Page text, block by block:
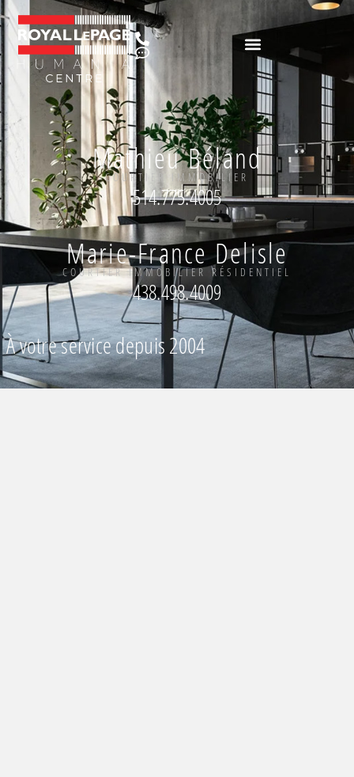
Mathieu Béland
COURTIER IMMOBILIER
514.775.4005
Marie-France Delisle
COURTIER IMMOBILIER RÉSIDENTIEL
438.498.4009
À votre service depuis 2004